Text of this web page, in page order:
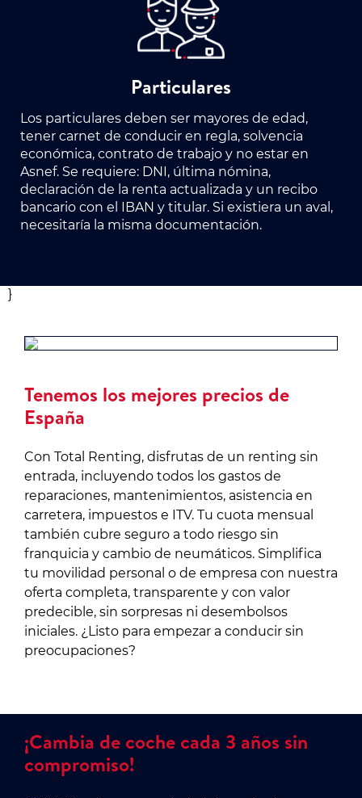
Particulares
Los particulares deben ser mayores de edad,
tener carnet de conducir en regla, solvencia
económica, contrato de trabajo y no estar en
Asnef. Se requiere: DNI, última nómina,
declaración de la renta actualizada y un recibo
bancario con el IBAN y titular. Si existiera un aval,
necesitaría la misma documentación.
}
Tenemos los mejores precios de
España
Con Total Renting, disfrutas de un renting sin
entrada, incluyendo todos los gastos de
reparaciones, mantenimientos, asistencia en
carretera, impuestos e ITV. Tu cuota mensual
también cubre seguro a todo riesgo sin
franquicia y cambio de neumáticos. Simplifica
tu movilidad personal o de empresa con nuestra
oferta completa, transparente y con valor
predecible, sin sorpresas ni desembolsos
iniciales. ¿Listo para empezar a conducir sin
preocupaciones?
¡Cambia de coche cada 3 años sin
compromiso!